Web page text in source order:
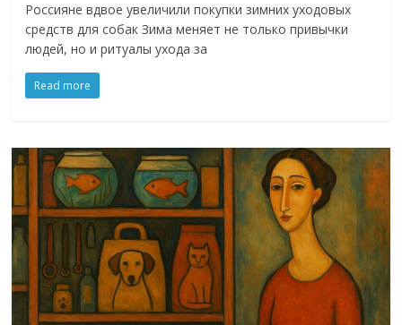
Нам
важно,
как
знать
как
жизнь
людей
и
обсудить
эти
изменения
с
читателем.
Россияне вдвое увеличили покупки зимних уходовых
средств для собак Зима меняет не только привычки
людей, но и ритуалы ухода за
Read more